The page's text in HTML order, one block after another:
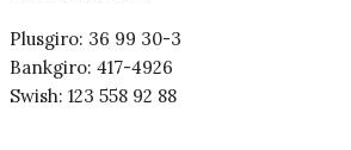
Plusgiro: 36 99 30-3
Bankgiro: 417-4926
Swish: 123 558 92 88